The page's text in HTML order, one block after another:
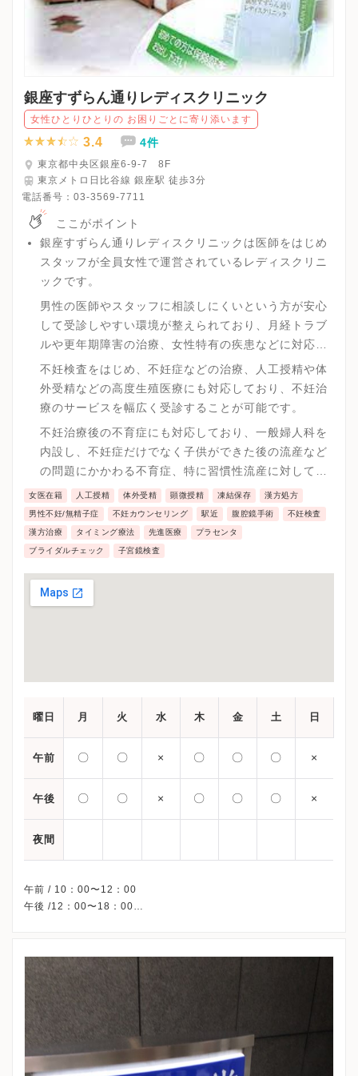
銀座すずらん通りレディスクリニック
女性ひとりひとりの お困りごとに寄り添います
3.4 4件
東京都中央区銀座6-9-7 8F
東京メトロ日比谷線 銀座駅 徒歩3分
電話番号： 03-3569-7711
ここがポイント
銀座すずらん通りレディスクリニックは医師をはじめ
スタッフが全員女性で運営されているレディスクリニ
ックです。
男性の医師やスタッフに相談しにくいという方が安心
して受診しやすい環境が整えられており、月経トラブ
ルや更年期障害の治療、女性特有の疾患などに対応し
ており女性のトータルケアを実践しています。
不妊検査をはじめ、不妊症などの治療、人工授精や体
外受精などの高度生殖医療にも対応しており、不妊治
療のサービスを幅広く受診することが可能です。
不妊治療後の不育症にも対応しており、一般婦人科を
内設し、不妊症だけでなく子供ができた後の流産など
の問題にかかわる不育症、特に習慣性流産に対して改
善を取り組んでいます。
女医在籍 人工授精 体外受精 顕微授精 凍結保存 漢方処方
男性不妊/無精子症 不妊カウンセリング 駅近 腹腔鏡手術 不妊検査
漢方治療 タイミング療法 先進医療 プラセンタ
ブライダルチェック 子宮鏡検査
曜日 月 火 水 木 金 土 日
午前 〇 〇 × 〇 〇 〇 ×
午後 〇 〇 × 〇 〇 〇 ×
夜間
午前 / 10：00〜12：00
午後 /12：00〜18：00
※詳細はクリニックHPを確認、または直接お問い合わせくださ